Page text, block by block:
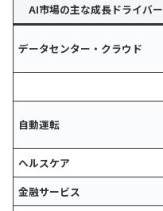
AI市場の主な成長ドライバー
データセンター・クラウド
自動運転
ヘルスケア
金融サービス